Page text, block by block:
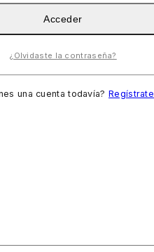
están marcados con
Acceder
¿Olvidaste la contraseña?
una cuenta todavía? Regístrate